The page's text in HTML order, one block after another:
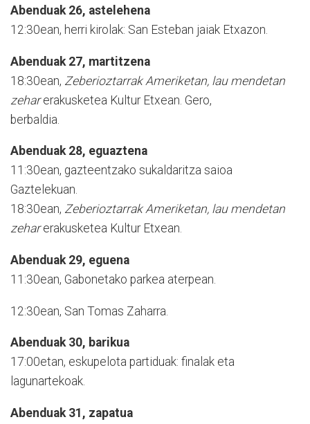
Abenduak 26, astelehena
12:30ean, herri kirolak: San Esteban jaiak Etxazon.
Abenduak 27, martitzena
18:30ean, Zeberioztarrak Ameriketan, lau mendetan
zeharerakusketea Kultur Etxean. Gero,
berbaldia.
Abenduak 28, eguaztena
11:30ean, gazteentzako sukaldaritza saioa
Gaztelekuan.
18:30ean, Zeberioztarrak Ameriketan, lau mendetan
zeharerakusketea Kultur Etxean.
Abenduak 29, eguena
11:30ean, Gabonetako parkea aterpean.
12:30ean, San Tomas Zaharra.
Abenduak 30, barikua
17:00etan, eskupelota partiduak: finalak eta
lagunartekoak.
Abenduak 31, zapatua